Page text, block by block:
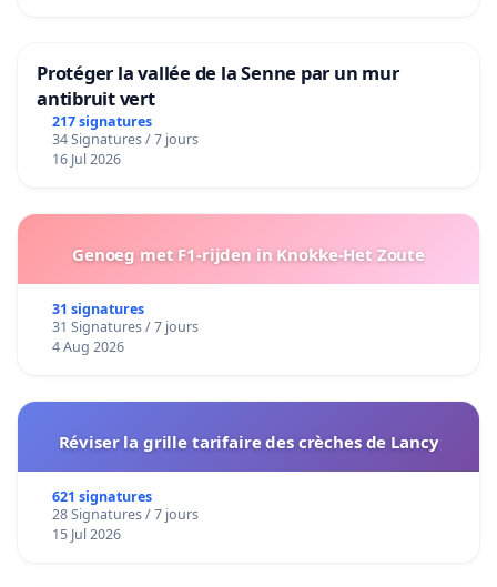
Protéger la vallée de la Senne par un mur
antibruit vert
217 signatures
34 Signatures / 7 jours
16 Jul 2026
Genoeg met F1-rijden in Knokke-Het Zoute
31 signatures
31 Signatures / 7 jours
4 Aug 2026
Réviser la grille tarifaire des crèches de Lancy
621 signatures
28 Signatures / 7 jours
15 Jul 2026